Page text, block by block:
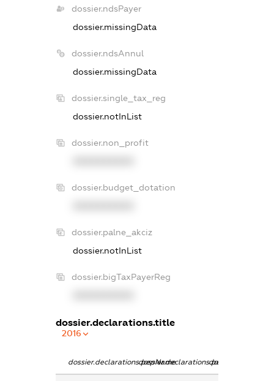
dossier.ndsPayer
dossier.missingData
dossier.ndsAnnul
dossier.missingData
dossier.single_tax_reg
dossier.notInList
dossier.non_profit
dossier.budget_dotation
dossier.palne_akciz
dossier.notInList
dossier.bigTaxPayerReg
dossier.declarations.title
2016
dossier.declarations.pepNamedossier.declarations.personName